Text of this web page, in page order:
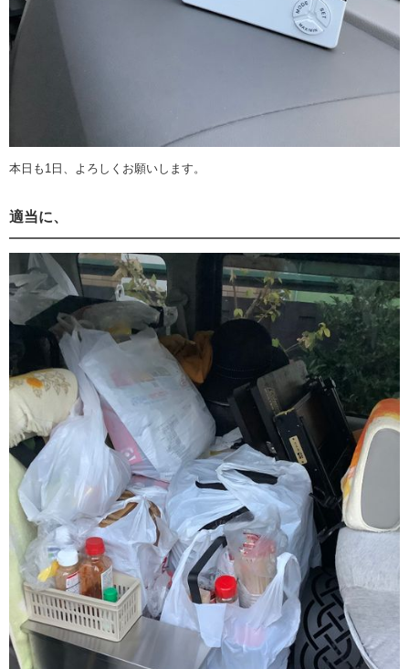
本日も1日、よろしくお願いします。
適当に、